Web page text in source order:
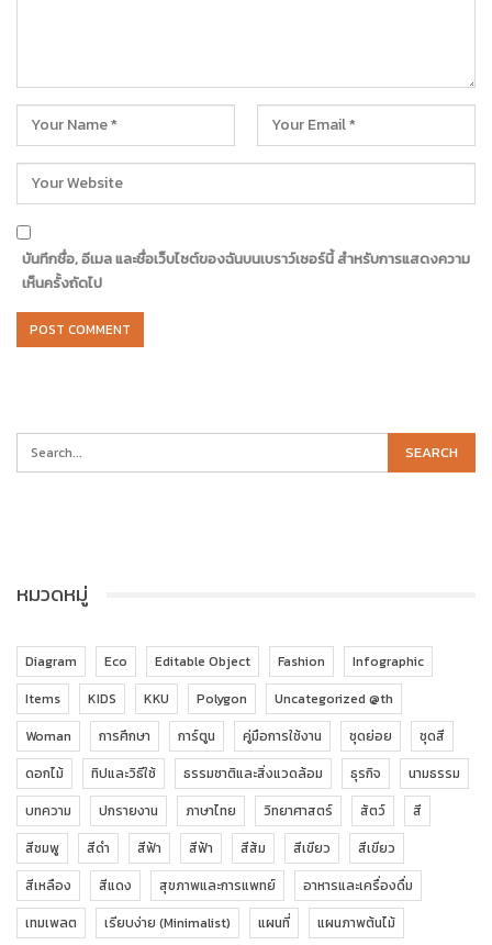
บันทึกชื่อ, อีเมล และชื่อเว็บไซต์ของฉันบนเบราว์เซอร์นี้ สำหรับการแสดงความ
เห็นครั้งถัดไป
หมวดหมู่
Diagram Eco Editable Object Fashion
Infographic
Items
KIDS KKU Polygon
Uncategorized @th
Woman
การศึกษา การ์ตูน คู่มือการใช้งาน ชุดย่อย
ชุดสี
ดอกไม้
ทิปและวิธีใช้ ธรรมชาติและสิ่งแวดล้อม ธุรกิจ
นามธรรม
บทความ
ปกรายงาน ภาษาไทย วิทยาศาสตร์ สัตว์
สี
สีชมพู
สีดำ สีฟ้า สีฟ้า สีส้ม สีเขียว
สีเขียว
สีเหลือง
สีแดง สุขภาพและการแพทย์
อาหารและเครื่องดื่ม
เทมเพลต
เรียบง่าย (Minimalist) แผนที่ แผนภาพต้นไม้